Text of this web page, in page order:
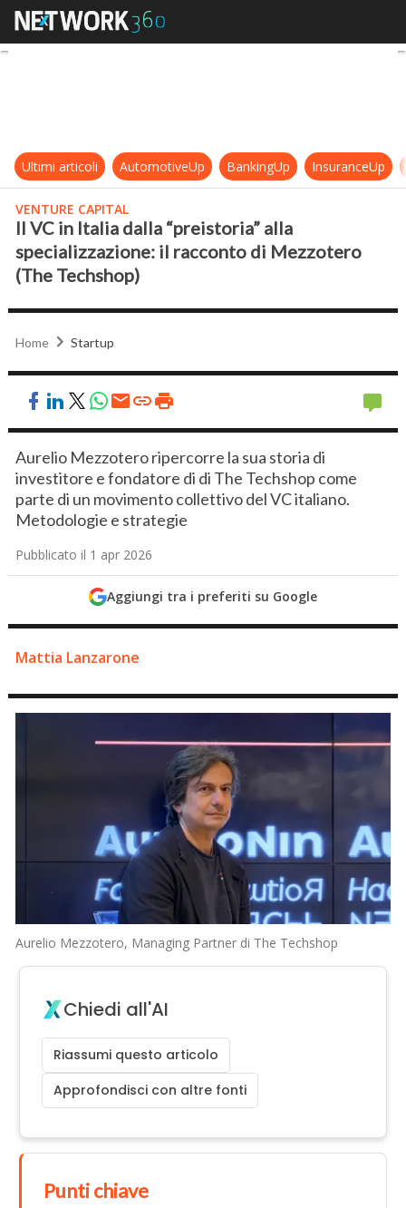
Il VC in Italia dalla “preistoria”
Ultimi articoli AutomotiveUp BankingUp InsuranceUp
VENTURE CAPITAL
Il VC in Italia dalla “preistoria” alla
specializzazione: il racconto di Mezzotero
(The Techshop)
Home Startup
Aurelio Mezzotero ripercorre la sua storia di
investitore e fondatore di di The Techshop come
parte di un movimento collettivo del VC italiano.
Metodologie e strategie
Pubblicato il 1 apr 2026
Aggiungi tra i preferiti su Google
Mattia Lanzarone
Aurelio Mezzotero, Managing Partner di The Techshop
Chiedi all'AI
Riassumi questo articolo
Approfondisci con altre fonti
Punti chiave